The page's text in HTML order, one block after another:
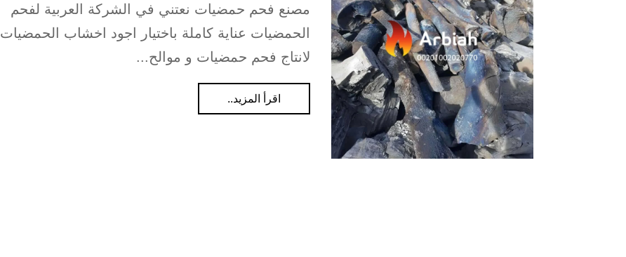
مصنع فحم حمضيات نعتني في الشركة العربية لفحم
الحمضيات عناية كاملة باختيار اجود اخشاب الحمضيات
لانتاج فحم حمضيات و موالح...
اقرأ المزيد..